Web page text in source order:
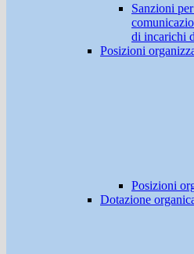
Sanzioni
di incarichi
Posizioni
Posizioni
Dotazione